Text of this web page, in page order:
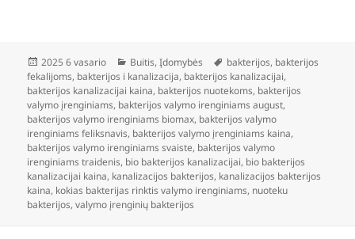
Paskelbta
2025 6 vasario Kategorijos
Buitis,Įdomybės Žymos
bakterijos, bakterijos
fekalijoms, bakterijos i kanalizacija, bakterijos kanalizacijai,
bakterijos kanalizacijai kaina, bakterijos nuotekoms, bakterijos
valymo įrenginiams, bakterijos valymo irenginiams august,
bakterijos valymo irenginiams biomax, bakterijos valymo
irenginiams feliksnavis, bakterijos valymo įrenginiams kaina,
bakterijos valymo irenginiams svaiste, bakterijos valymo
irenginiams traidenis, bio bakterijos kanalizacijai, bio bakterijos
kanalizacijai kaina, kanalizacijos bakterijos, kanalizacijos bakterijos
kaina, kokias bakterijas rinktis valymo irenginiams, nuoteku
bakterijos,valymo įrenginių bakterijos